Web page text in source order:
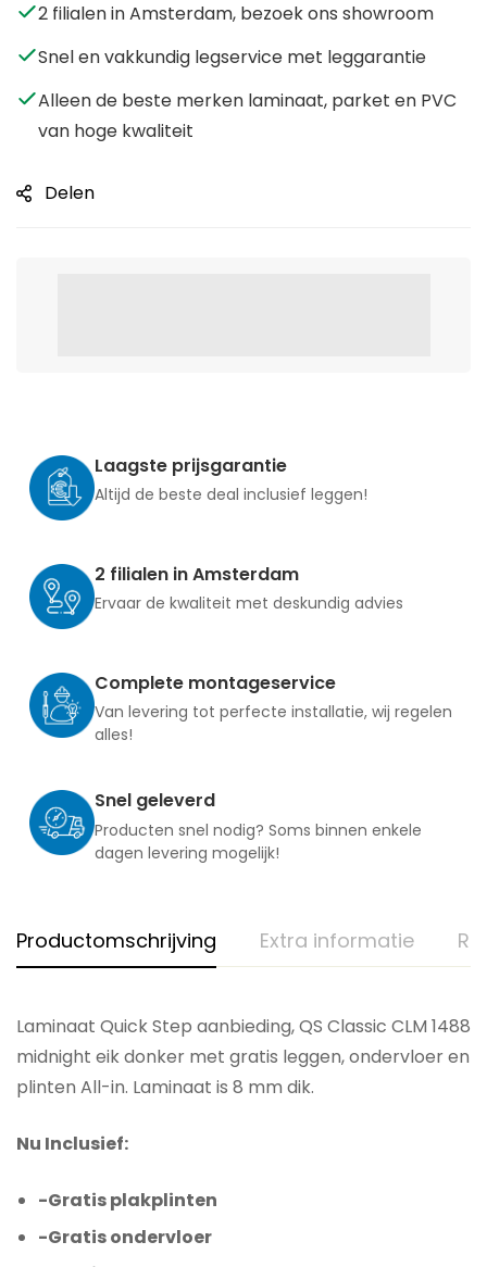
2 filialen in Amsterdam, bezoek ons showroom
Snel en vakkundig legservice met leggarantie
Alleen de beste merken laminaat, parket en PVC
van hoge kwaliteit
Delen
Laagste prijsgarantie
Altijd de beste deal inclusief leggen!
2 filialen in Amsterdam
Ervaar de kwaliteit met deskundig advies
Complete montageservice
Van levering tot perfecte installatie, wij regelen
alles!
Snel geleverd
Producten snel nodig? Soms binnen enkele
dagen levering mogelijk!
Productomschrijving Extra informatie
Laminaat Quick Step aanbieding, QS Classic CLM 1488
midnight eik donker met gratis leggen, ondervloer en
plinten All-in. Laminaat is 8 mm dik.
Nu Inclusief:
-Gratis plakplinten
-Gratis ondervloer